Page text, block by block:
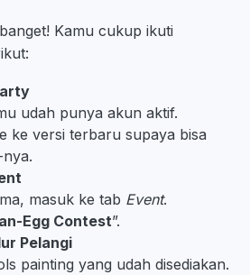
Kamu cukup ikuti
udah punya akun aktif.
ke versi terbaru supaya bisa
masuk ke tab Event.
Egg Contest”.
Pelangi
painting yang udah disediakan.